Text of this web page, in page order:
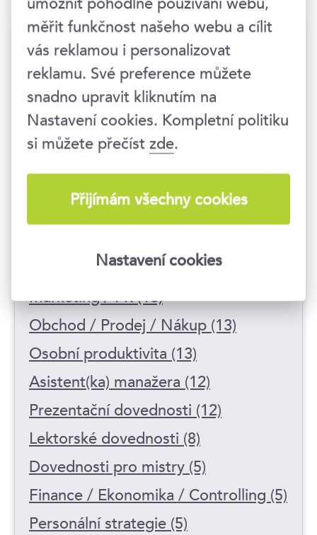
Naše témata
Osobnostní rozvoj (96)
Manažerské dovednosti (69)
HR / Interní komunikace / Mzdy (37)
Vzdělávání a rozvoj (17)
Právo / Legislativa (14)
Marketing / PR (13)
Obchod / Prodej / Nákup (13)
Osobní produktivita (13)
Asistent(ka) manažera (12)
Prezentační dovednosti (12)
Lektorské dovednosti (8)
Dovednosti pro mistry (5)
Finance / Ekonomika / Controlling (5)
Personální strategie (5)
měřit funkčnost našeho webu a cílit
vás reklamou i personalizovat
reklamu. Své preference můžete
snadno upravit kliknutím na
Nastavení cookies. Kompletní politiku
si můžete přečístzde.
Přijímám všechny cookies
Nastavení cookies